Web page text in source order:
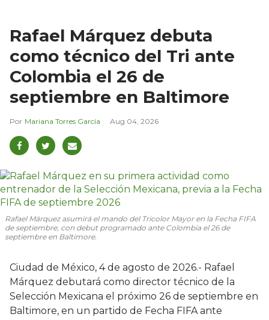
Rafael Márquez debuta
como técnico del Tri ante
Colombia el 26 de
septiembre en Baltimore
Mariana Torres García Aug 04, 2026
Rafael Márquez asumirá el mando del Tricolor Mayor en la Fecha FIFA
de septiembre, con debut programado ante Colombia el 26 de
septiembre en Baltimore.
Ciudad de México, 4 de agosto de 2026.- Rafael
Márquez debutará como director técnico de la
Selección Mexicana el próximo 26 de septiembre en
Baltimore, en un partido de Fecha FIFA ante